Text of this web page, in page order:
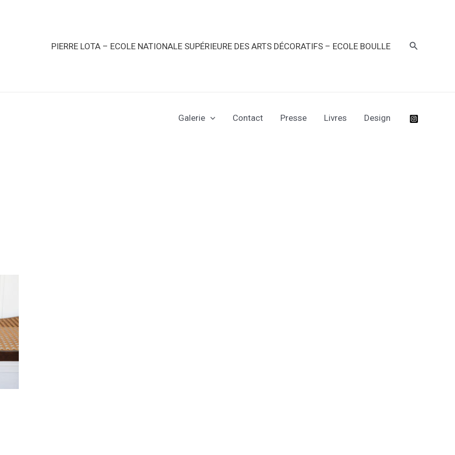
PIERRE LOTA – ECOLE NATIONALE SUPÉRIEURE DES ARTS DÉCORATIFS – ECOLE BOULLE
Galerie Contact Presse Livres Design